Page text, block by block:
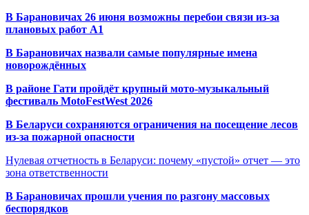
В Барановичах 26 июня возможны перебои связи из-за
плановых работ A1
В Барановичах назвали самые популярные имена
новорождённых
В районе Гати пройдёт крупный мото-музыкальный
фестиваль MotoFestWest 2026
В Беларуси сохраняются ограничения на посещение лесов
из-за пожарной опасности
Нулевая отчетность в Беларуси: почему «пустой» отчет — это
зона ответственности
В Барановичах прошли учения по разгону массовых
беспорядков